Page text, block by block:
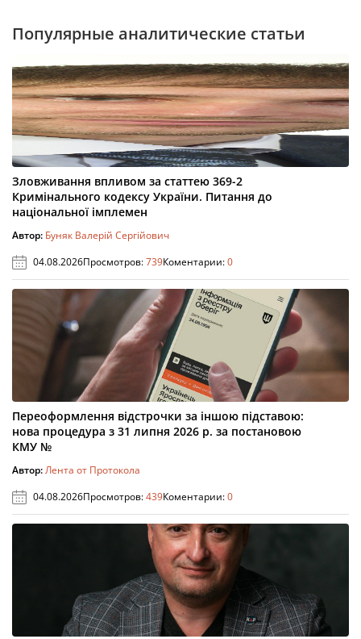
Популярные аналитические статьи
Зловживання впливом за статтею 369-2
Кримінального кодексу України. Питання до
національної імплемен
Автор: Буняк Валерій Сергійович
04.08.2026Просмотров:739Коментарии:0
Переоформлення відстрочки за іншою підставою:
нова процедура з 31 липня 2026 р. за постановою
КМУ №
Автор:Лента от Протокола
04.08.2026Просмотров:439Коментарии:0